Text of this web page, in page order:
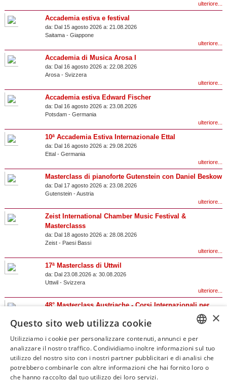
ulteriore...
Accademia estiva e festival
da: Dal 15 agosto 2026 a: 21.08.2026
Saitama- Giappone
ulteriore...
Accademia di Musica Arosa I
da: Dal 16 agosto 2026 a: 22.08.2026
Arosa- Svizzera
ulteriore...
Accademia estiva Edward Fischer
da: Dal 16 agosto 2026 a: 23.08.2026
Potsdam- Germania
ulteriore...
10ª Accademia Estiva Internazionale Ettal
da: Dal 16 agosto 2026 a: 29.08.2026
Ettal- Germania
ulteriore...
Masterclass di pianoforte Gutenstein con Daniel Beskow
da: Dal 17 agosto 2026 a: 23.08.2026
Gutenstein-Austria
ulteriore...
Zeist International Chamber Music Festival &
Masterclasss
da: Dal 18 agosto 2026 a: 28.08.2026
Zeist- Paesi Bassi
ulteriore...
17ª Masterclass di Uttwil
da: Dal 23.08.2026 a: 30.08.2026
Uttwil- Svizzera
ulteriore...
48° Masterclass Austriache - Corsi Internazionali per
Giovani di Violino, Viola, Violoncello, Pianoforte e
Flauto presso il Castello di Zell an der Pram
Zell an der Pram- Austria
ulteriore...
Risultati 1 – 20 di 46
×
Questo sito web utilizza cookie
Utilizziamo i cookie per personalizzare contenuti, annunci e per
analizzare il nostro traffico. Condividiamo inoltre informazioni sul tuo
utilizzo del nostro sito con i nostri partner pubblicitari e di analisi che
potrebbero combinarle con altre informazioni che hai fornito loro o
che hanno raccolto dal tuo utilizzo dei loro servizi.